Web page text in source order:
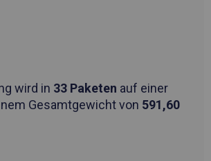
wird in 33 Paketen auf einer
Gesamtgewicht von 591,60